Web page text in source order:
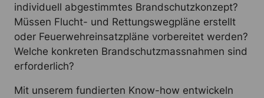
individuell abgestimmtes Brandschutzkonzept?
Müssen Flucht- und Rettungswegpläne erstellt
oder Feuerwehreinsatzpläne vorbereitet werden?
Welche konkreten Brandschutzmassnahmen sind
erforderlich?
Mit unserem fundierten Know-how entwickeln